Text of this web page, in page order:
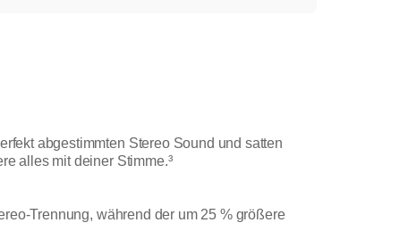
abgestimmten Stereo Sound und satten
alles mit deiner Stimme.³
Trennung, während der um 25 % größere